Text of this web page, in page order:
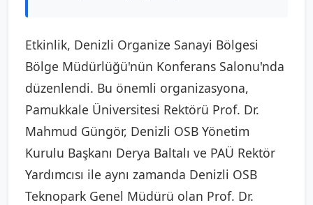
Etkinlik, Denizli Organize Sanayi Bölgesi
Bölge Müdürlüğü'nün Konferans Salonu'nda
düzenlendi. Bu önemli organizasyona,
Pamukkale Üniversitesi Rektörü Prof. Dr.
Mahmud Güngör, Denizli OSB Yönetim
Kurulu Başkanı Derya Baltalı ve PAÜ Rektör
Yardımcısı ile aynı zamanda Denizli OSB
Teknopark Genel Müdürü olan Prof. Dr.